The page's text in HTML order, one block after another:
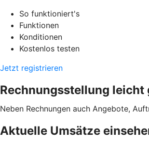
So funktioniert's
Funktionen
Konditionen
Kostenlos testen
Jetzt registrieren
Rechnungsstellung leicht
Neben Rechnungen auch Angebote,
Aktuelle Umsätze